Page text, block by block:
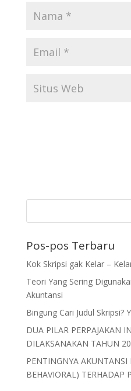
Pos-pos Terbaru
Kok Skripsi gak Kelar –
Teori Yang Sering
Akuntansi
Bingung Cari Judul Skripsi?
DUA PILAR PERPAJAKAN
DILAKSANAKAN TAHUN
PENTINGNYA AKUNTANSI
BEHAVIORAL) TERHADAP